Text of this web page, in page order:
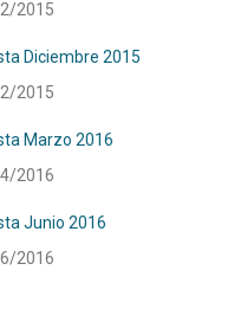
2015
Diciembre 2015
2015
Marzo 2016
2016
Junio 2016
2016